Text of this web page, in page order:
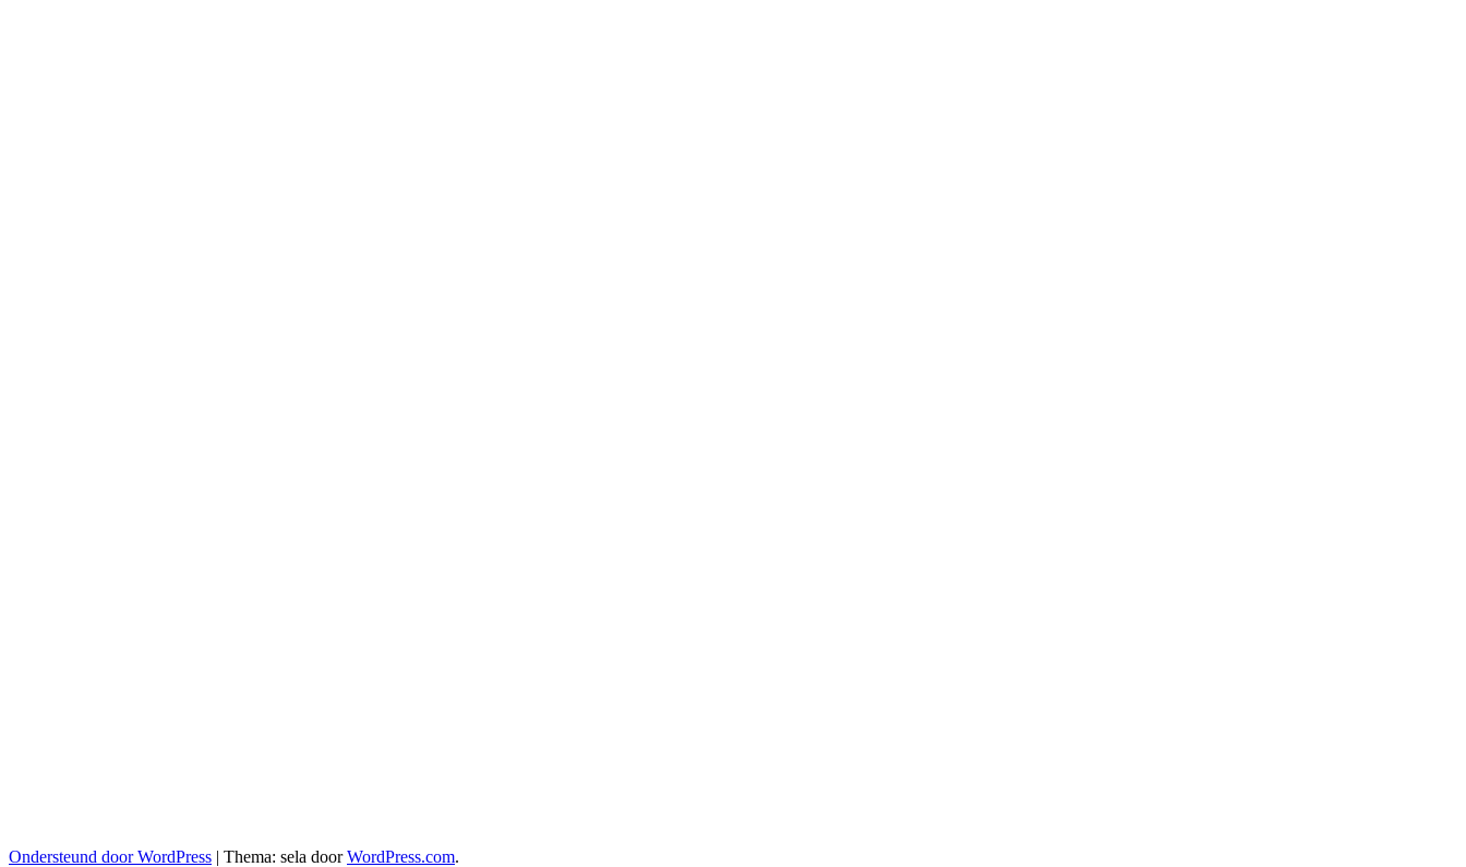
Ondersteund door WordPress | Thema: sela doorWordPress.com.